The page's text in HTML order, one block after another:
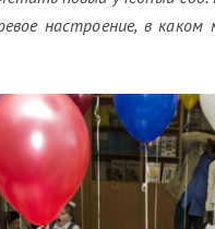
настроение, в каком